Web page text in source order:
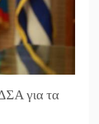
για τα